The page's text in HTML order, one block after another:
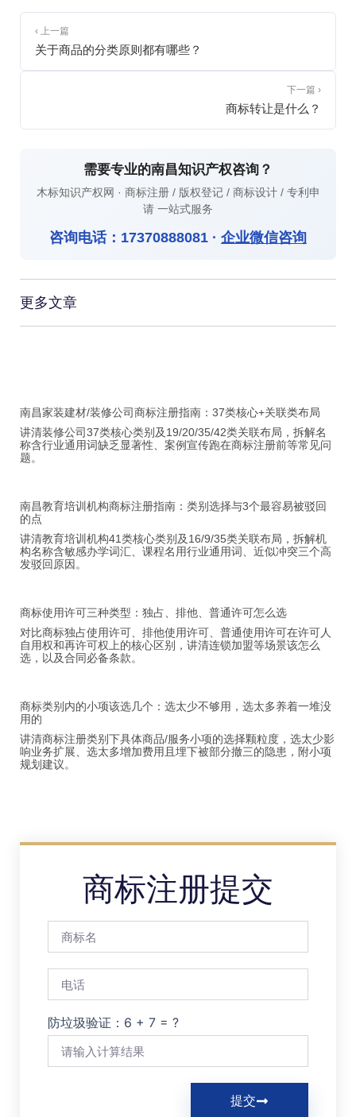
‹ 上一篇
关于商品的分类原则都有哪些？
下一篇 ›
商标转让是什么？
需要专业的南昌知识产权咨询？
木标知识产权网 · 商标注册 / 版权登记 / 商标设计 / 专利申
请 一站式服务
咨询电话： 17370888081 · 企业微信咨询
更多文章
南昌家装建材/装修公司商标注册指南：37类核心+关联类布局
讲清装修公司37类核心类别及19/20/35/42类关联布局，拆解名
称含行业通用词缺乏显著性、案例宣传跑在商标注册前等常见问
题。
南昌教育培训机构商标注册指南：类别选择与3个最容易被驳回
的点
讲清教育培训机构41类核心类别及16/9/35类关联布局，拆解机
构名称含敏感办学词汇、课程名用行业通用词、近似冲突三个高
发驳回原因。
商标使用许可三种类型：独占、排他、普通许可怎么选
对比商标独占使用许可、排他使用许可、普通使用许可在许可人
自用权和再许可权上的核心区别，讲清连锁加盟等场景该怎么
选，以及合同必备条款。
商标类别内的小项该选几个：选太少不够用，选太多养着一堆没
用的
讲清商标注册类别下具体商品/服务小项的选择颗粒度，选太少影
响业务扩展、选太多增加费用且埋下被部分撤三的隐患，附小项
规划建议。
商标注册提交
防垃圾验证：6 + 7 = ?
提交